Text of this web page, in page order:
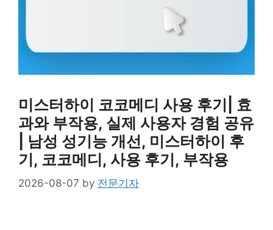
미스터하이 코코메디 사용 후기| 효
과와 부작용, 실제 사용자 경험 공유
| 남성 성기능 개선, 미스터하이 후
기, 코코메디, 사용 후기, 부작용
2026-08-07 by 전문기자